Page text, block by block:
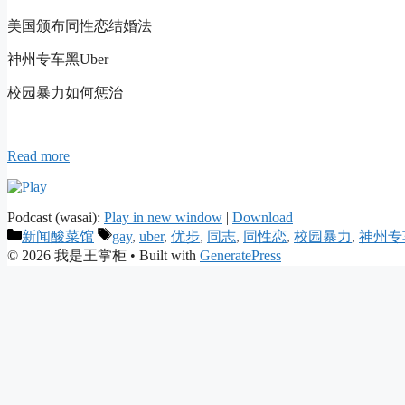
美国颁布同性恋结婚法
神州专车黑Uber
校园暴力如何惩治
Read more
Podcast (wasai): Play in new window | Download
Categories
新闻酸菜馆 Tags
gay, uber, 优步, 同志, 同性恋, 校园暴力, 神州专
© 2026 我是王掌柜 • Built with GeneratePress